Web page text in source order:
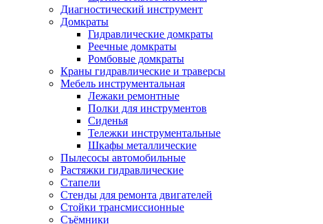
Диагностический инструмент
Домкраты
Гидравлические домкраты
Реечные домкраты
Ромбовые домкраты
Краны гидравлические и траверсы
Мебель инструментальная
Лежаки ремонтные
Полки для инструментов
Сиденья
Тележки инструментальные
Шкафы металлические
Пылесосы автомобильные
Растяжки гидравлические
Стапели
Стенды для ремонта двигателей
Стойки трансмиссионные
Съёмники